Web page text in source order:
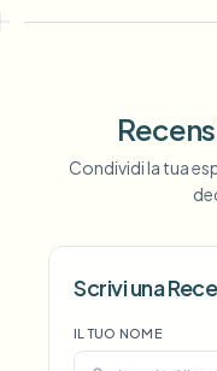
Condividi la tua
Scrivi una
IL TUO NOME